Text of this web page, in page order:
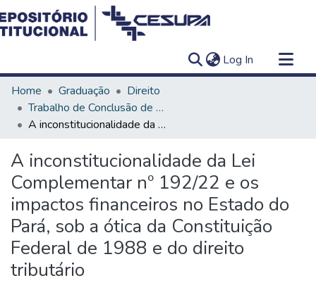
Log In (current)
Communities & Collections
All of DSpace
Statistics
Home Graduação
Direito
Trabalho de Conclusão de Curso - TCC
A inconstitucionalidade da Lei Complementar nº 192/22 e os impactos financeiros no Estado do Pará, sob a ótica da Constituição Federal de 1988 e do direito tributário
A inconstitucionalidade da Lei
Complementar nº 192/22 e os
impactos financeiros no Estado do
Pará, sob a ótica da Constituição
Federal de 1988 e do direito
tributário